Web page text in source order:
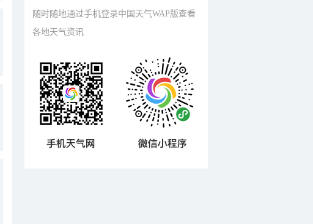
随时随地通过手机登录中国天气WAP版查看
各地天气资讯